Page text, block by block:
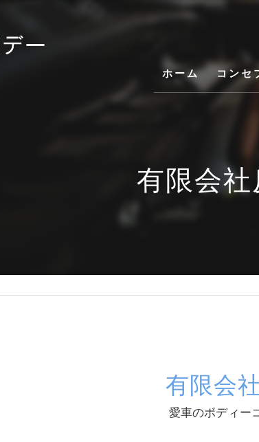
ホーム コンセ
有限会
愛車のボディー
有限会